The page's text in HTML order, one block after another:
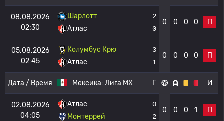
08.08.2026
02:30
Шарлотт
Атлас
2
0
0 0 0 0 П
05.08.2026
02:45
Колумбус Крю
Атлас
3
1
0 0 0 0 П
Дата / Время Мексика: Лига МХ Г И
02.08.2026
04:05
Атлас
Монтеррей
0
2
0 0 0 1 П